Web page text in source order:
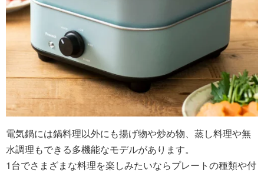
電気鍋には鍋料理以外にも揚げ物や炒め物、蒸し料理や無
水調理もできる多機能なモデルがあります。
1台でさまざまな料理を楽しみたいならプレートの種類や付